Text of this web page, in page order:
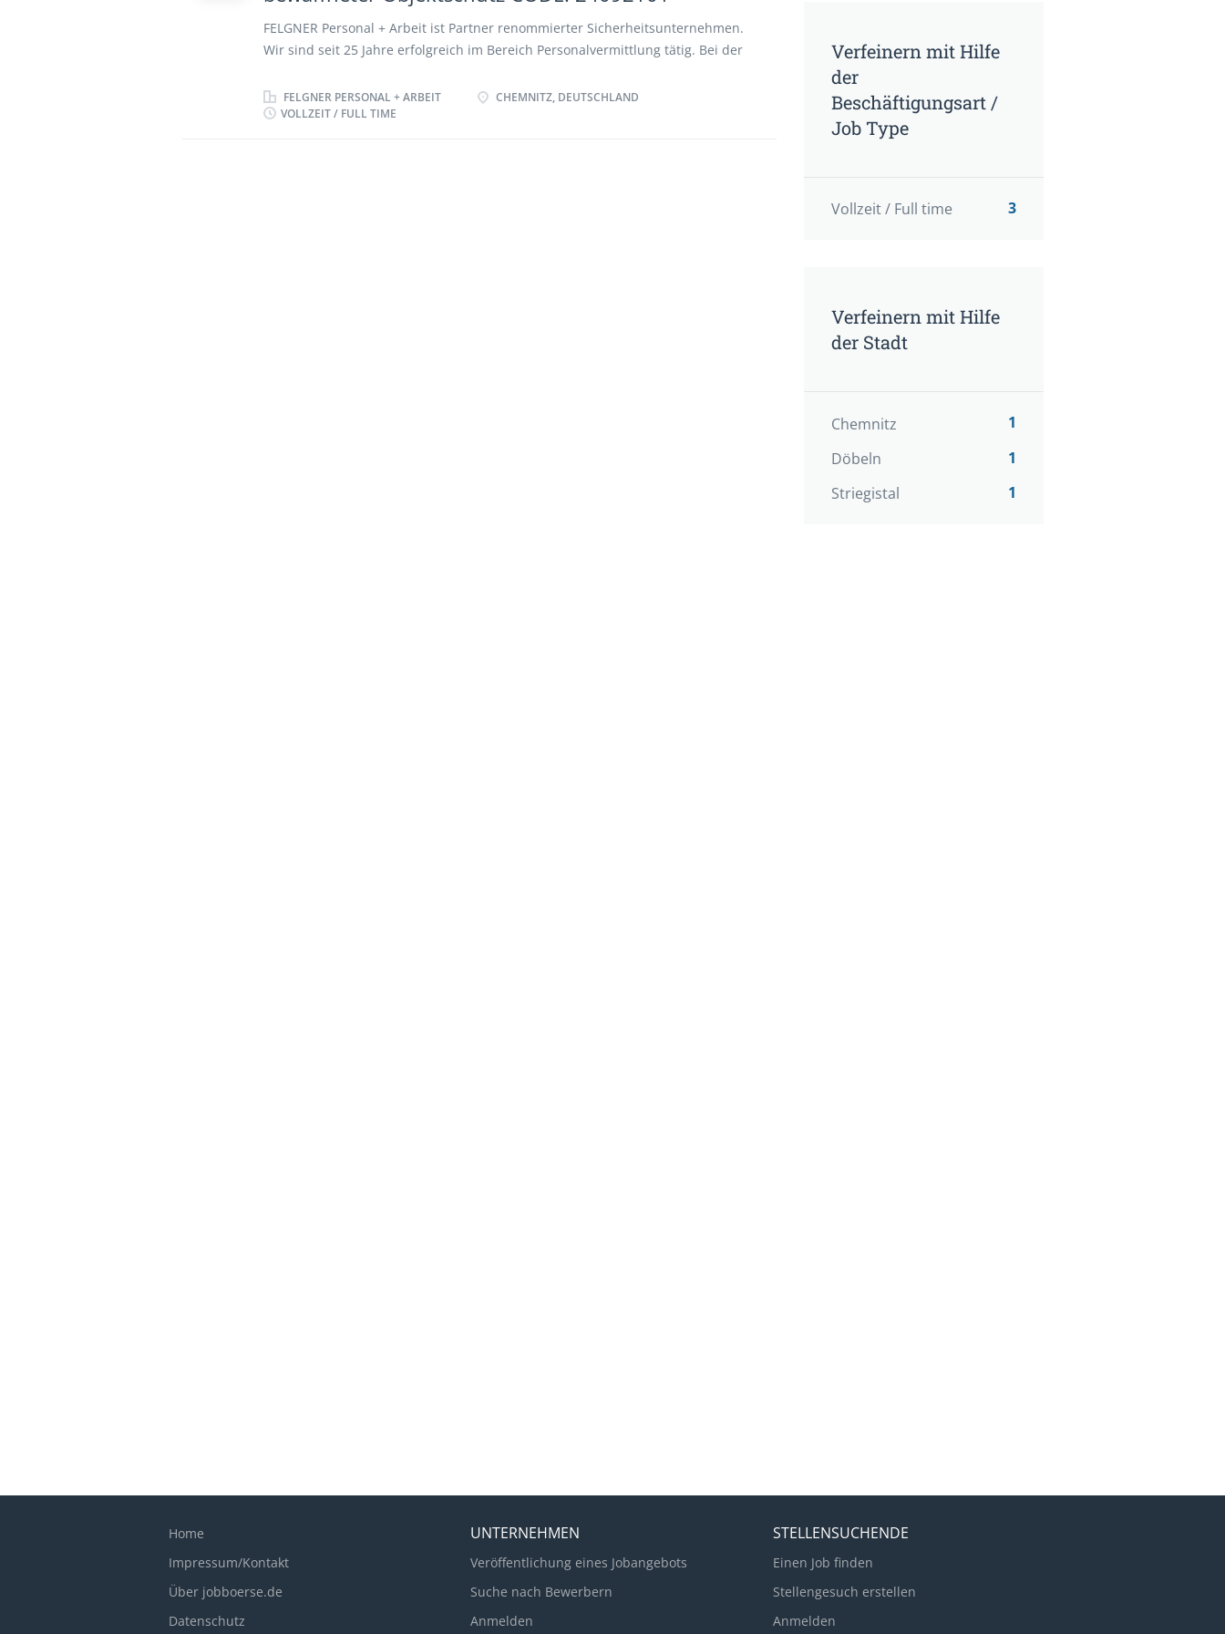
Verfeinern mit Hilfe
der
Beschäftigungsart /
Job Type
Vollzeit / Full time 3
Verfeinern mit Hilfe
der Stadt
Chemnitz
1
Döbeln
1
Striegistal
1
verfügbares Fahrzeug Folgende gesetzliche Anforderungen müssen Sie
erfüllen...
FELGNER Personal + Arbeit ist Partner renommierter Sicherheitsunternehmen.
Wir sind seit 25 Jahre erfolgreich im Bereich Personalvermittlung tätig. Bei der
Mandanten. STELLENBESCHREIBUNG IHR PROFIL Sicherheitsmitarbeiter
bewaffneter Objektschutz - GSSK oder FachkraftCODE 24092101 Ausbildung >
FELGNER PERSONAL + ARBEIT
CHEMNITZ, DEUTSCHLAND
VOLLZEIT / FULL TIME
Home
Impressum/Kontakt
Über jobboerse.de
Datenschutz
UNTERNEHMEN
Veröffentlichung eines Jobangebots
Suche nach Bewerbern
Anmelden
STELLENSUCHENDE
Einen Job finden
Stellengesuch erstellen
Anmelden